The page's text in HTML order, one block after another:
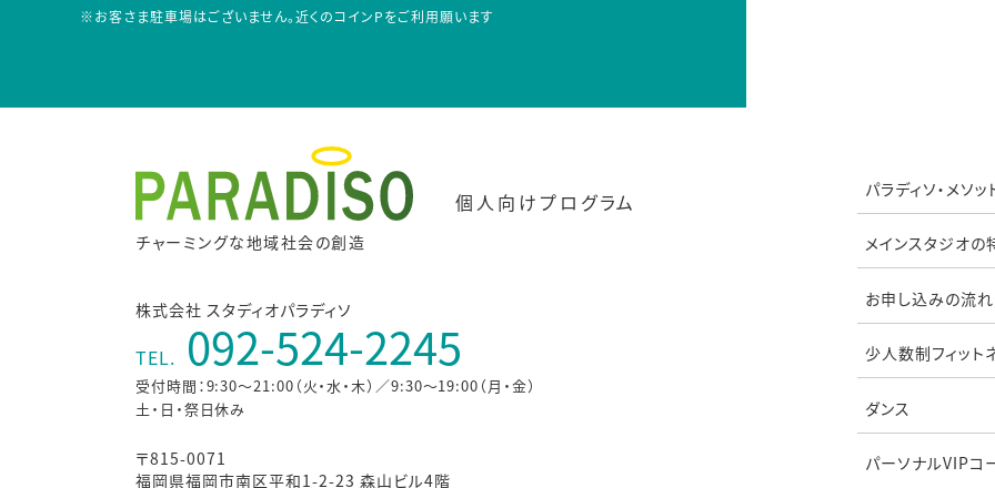
※お客さま駐車場はございません。近くのコインPをご利用願います
チャーミングな地域社会の創造
個人向けプログラム
株式会社 スタディオパラディソ
TEL. 092-524-2245
受付時間：9:30～21:00（火・水・木）／9:30～19:00（月・金）
土・日・祭日休み
〒815-0071
福岡県福岡市南区平和1-2-23 森山ビル4階
パラディソ・メソッ
メインスタジオの
お申し込みの流れ
少人数制フィット
ダンス
パーソナルVIPコ